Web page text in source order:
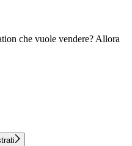
che vuole vendere? Allora